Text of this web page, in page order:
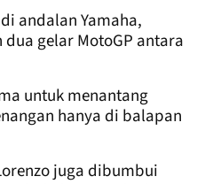
andalan Yamaha,
gelar MotoGP antara
untuk menantang
hanya di balapan
juga dibumbui